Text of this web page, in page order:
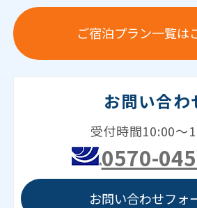
ご宿泊プラン一覧は
お問い合わ
受付時間10:00～
0570-
お問い合わせフォ